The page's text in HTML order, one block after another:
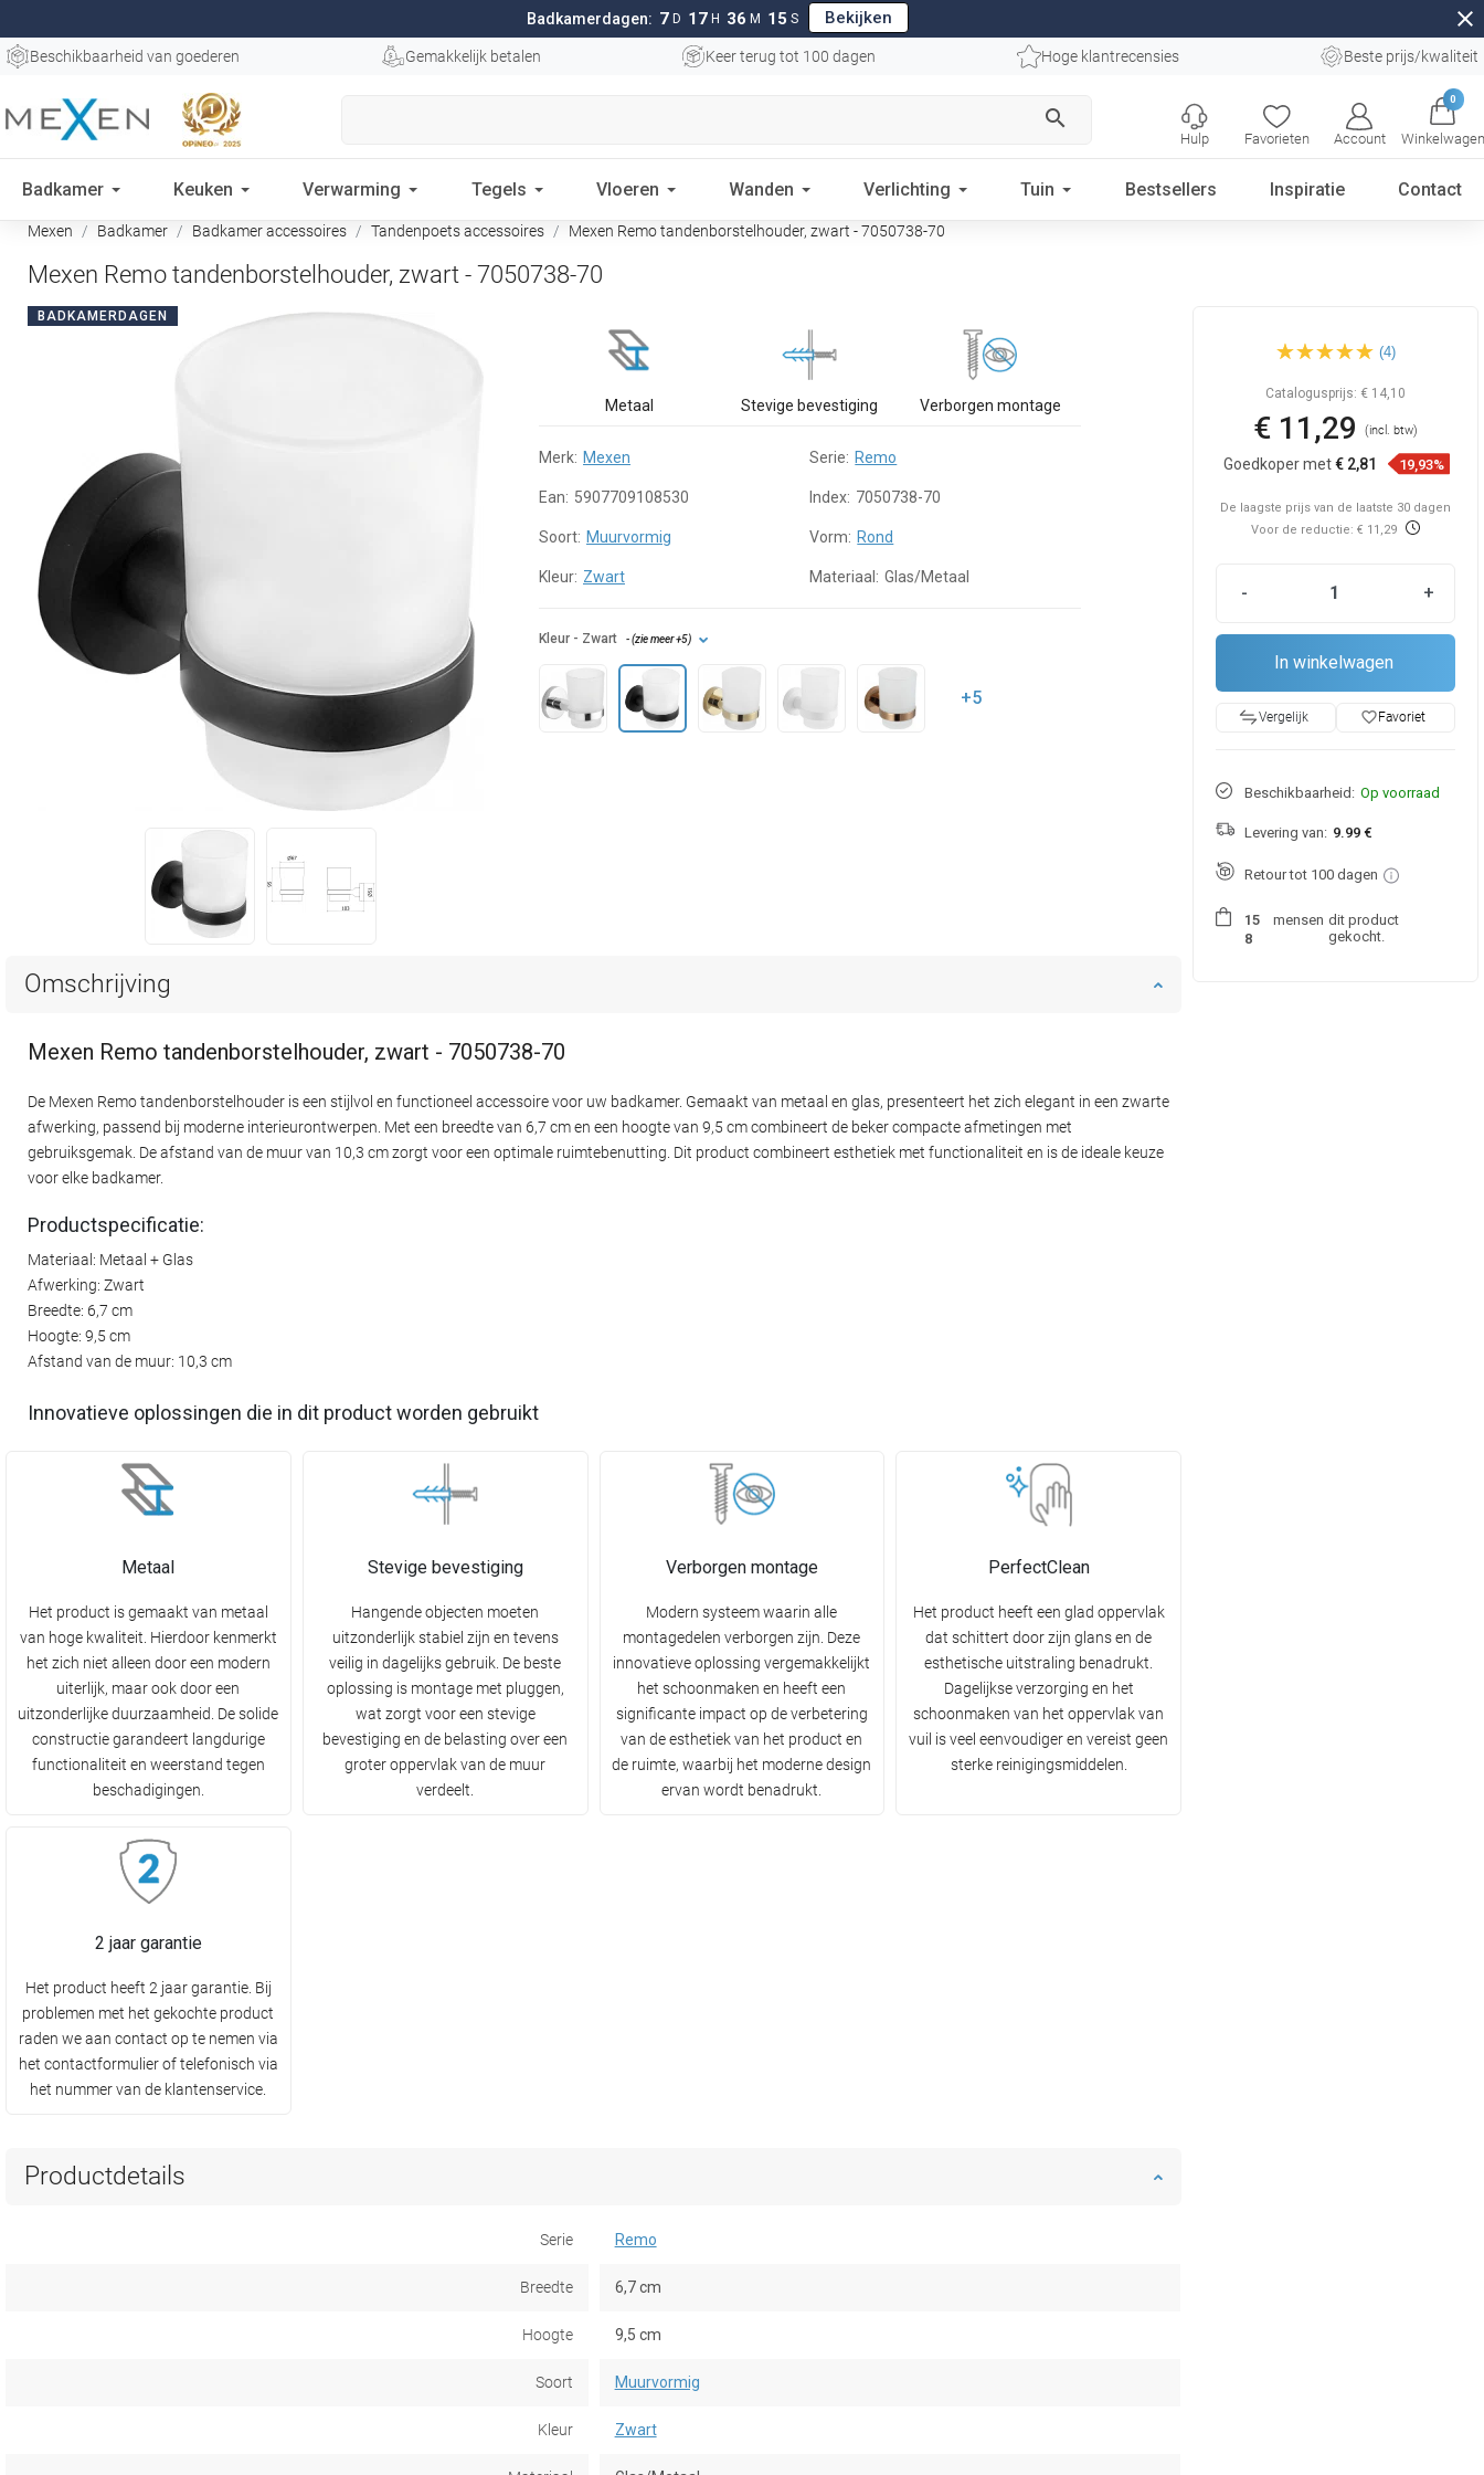
Badkamerdagen: 7 D 17 H 36 M 14 S Bekijken close
Beschikbaarheid van goederen Gemakkelijk betalen Keer terug tot 100 dagen Hoge klantrecensies Beste prijs/kwaliteit
search
Favorieten Account
0
Winkelwagen
Hulp
Badkamer Keuken Verwarming Tegels Vloeren Wanden Verlichting Tuin Bestsellers Inspiratie Contact
Mexen Badkamer Badkamer accessoires Tandenpoets accessoires Mexen Remo tandenborstelhouder, zwart - 7050738-70
Mexen Remo tandenborstelhouder, zwart - 7050738-70
BADKAMERDAGEN
Metaal Stevige bevestiging Verborgen montage
Merk: Mexen Serie: Remo
Ean: 5907709108530 Index: 7050738-70
Soort: Muurvormig Vorm: Rond
Kleur: Zwart Materiaal: Glas/Metaal
Kleur - Zwart - (zie meer+5)
+5
Omschrijving
Mexen Remo tandenborstelhouder, zwart - 7050738-70
De Mexen Remo tandenborstelhouder is een stijlvol en functioneel accessoire voor uw badkamer. Gemaakt van metaal en glas, presenteert het zich elegant in een zwarte
afwerking, passend bij moderne interieurontwerpen. Met een breedte van 6,7 cm en een hoogte van 9,5 cm combineert de beker compacte afmetingen met
gebruiksgemak. De afstand van de muur van 10,3 cm zorgt voor een optimale ruimtebenutting. Dit product combineert esthetiek met functionaliteit en is de ideale keuze
voor elke badkamer.
Productspecificatie:
Materiaal: Metaal + Glas
Afwerking: Zwart
Breedte: 6,7 cm
Hoogte: 9,5 cm
Afstand van de muur: 10,3 cm
Innovatieve oplossingen die in dit product worden gebruikt
Metaal
Het product is gemaakt van metaal
van hoge kwaliteit. Hierdoor kenmerkt
het zich niet alleen door een modern
uiterlijk, maar ook door een
uitzonderlijke duurzaamheid. De solide
constructie garandeert langdurige
functionaliteit en weerstand tegen
beschadigingen.
Stevige bevestiging
Hangende objecten moeten
uitzonderlijk stabiel zijn en tevens
veilig in dagelijks gebruik. De beste
oplossing is montage met pluggen,
wat zorgt voor een stevige
bevestiging en de belasting over een
groter oppervlak van de muur
verdeelt.
Verborgen montage
Modern systeem waarin alle
montagedelen verborgen zijn. Deze
innovatieve oplossing vergemakkelijkt
het schoonmaken en heeft een
significante impact op de verbetering
van de esthetiek van het product en
de ruimte, waarbij het moderne design
ervan wordt benadrukt.
PerfectClean
Het product heeft een glad oppervlak
dat schittert door zijn glans en de
esthetische uitstraling benadrukt.
Dagelijkse verzorging en het
schoonmaken van het oppervlak van
vuil is veel eenvoudiger en vereist geen
sterke reinigingsmiddelen.
2 jaar garantie
Het product heeft 2 jaar garantie. Bij
problemen met het gekochte product
raden we aan contact op te nemen via
het contactformulier of telefonisch via
het nummer van de klantenservice.
Productdetails
Serie Remo
Breedte 6,7 cm
Hoogte 9,5 cm
Soort Muurvormig
Kleur Zwart
tandenborstelhouder, zwart -
(4)
Catalogusprijs: € 14,10
€ 11,29(incl. btw)
Goedkoper met€ 2,81 19,93%
De laagste prijs van de laatste 30 dagen
Voor de reductie: € 11,29
- +
In winkelwagen
Vergelijk favorite_borderFavoriet
Beschikbaarheid: Op voorraad
Levering van: 9.99 €
Retour tot 100 dagen
15
8
mensen dit product
gekocht.